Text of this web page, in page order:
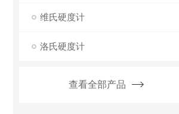
维氏硬度计
洛氏硬度计
查看全部产品